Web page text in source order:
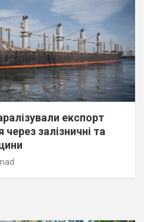
експорт
залізничні та